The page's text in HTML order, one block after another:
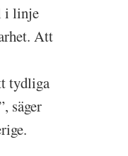
i linje
Att
tydliga
säger